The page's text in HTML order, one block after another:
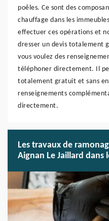
poêles. Ce sont des
chauffage dans les
effectuer ces opérations et
dresser un devis totalement
vous voulez des
téléphoner directement. Il
totalement gratuit et sans
renseignements
directement.
Les travaux de
Aignan Le Jaillard dans